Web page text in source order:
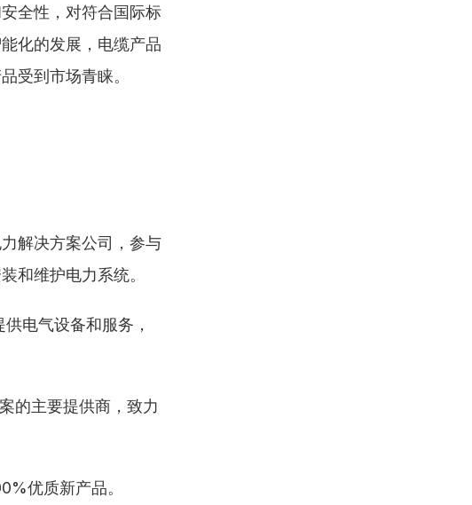
全性，对符合国际标
化的发展，电缆产品
受到市场青睐。
解决方案公司，参与
和维护电力系统。
电气设备和服务，
的主要提供商，致力
优质新产品。